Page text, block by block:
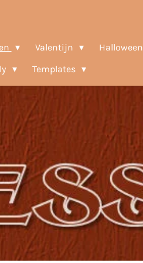
Valentijn Halloween
Templates